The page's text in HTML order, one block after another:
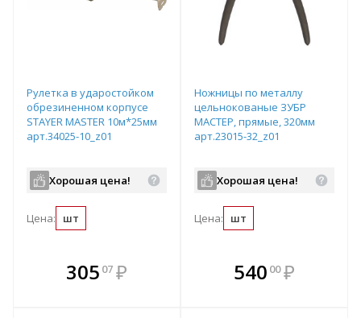
Рулетка в ударостойком
обрезиненном корпусе
STAYER MASTER 10м*25мм
арт.34025-10_z01
Хорошая цена!
Цена: шт
305 07 ₽
В комплекте
всегда выгоднее!
Ножницы по металлу
цельнокованые ЗУБР
МАСТЕР, прямые, 320мм
арт.23015-32_z01
Хорошая цена!
Цена: шт
В комплекте
всегда выгоднее!
540 00 ₽